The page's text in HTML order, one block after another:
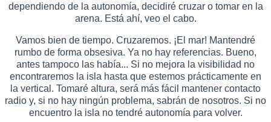
dependiendo de la autonomía, decidiré cruzar o tomar en la
arena. Está ahí, veo el cabo.
Vamos bien de tiempo. Cruzaremos. ¡El mar! Mantendré
rumbo de forma obsesiva. Ya no hay referencias. Bueno,
antes tampoco las había... Si no mejora la visibilidad no
encontraremos la isla hasta que estemos prácticamente en
la vertical. Tomaré altura, será más fácil mantener contacto
radio y, si no hay ningún problema, sabrán de nosotros. Si no
encuentro la isla no tendré autonomía para volver.